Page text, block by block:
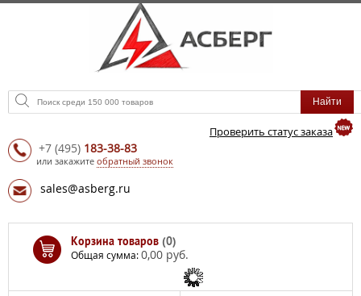
Проверить статус заказа
+7 (495) 183-38-83
или закажите обратный звонок
sales@asberg.ru
Корзина товаров (0)
Общая сумма:0,00 руб.